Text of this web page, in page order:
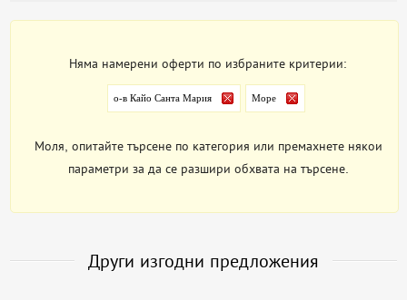
Няма намерени оферти по избраните критерии:
о-в Кайо Санта Мария Море
Моля, опитайте търсене по категория или премахнете някои
параметри за да се разшири обхвата на търсене.
Други изгодни предложения